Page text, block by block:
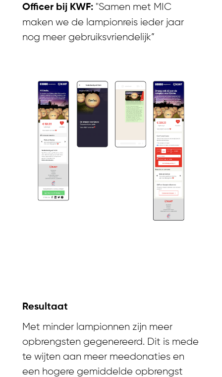
Officer bij KWF: "Samen met MIC
maken we de lampionreis ieder jaar
nog meer gebruiksvriendelijk”
Resultaat
Met minder lampionnen zijn meer
opbrengsten gegenereerd. Dit is mede
te wijten aan meer meedonaties en
een hogere gemiddelde opbrengst